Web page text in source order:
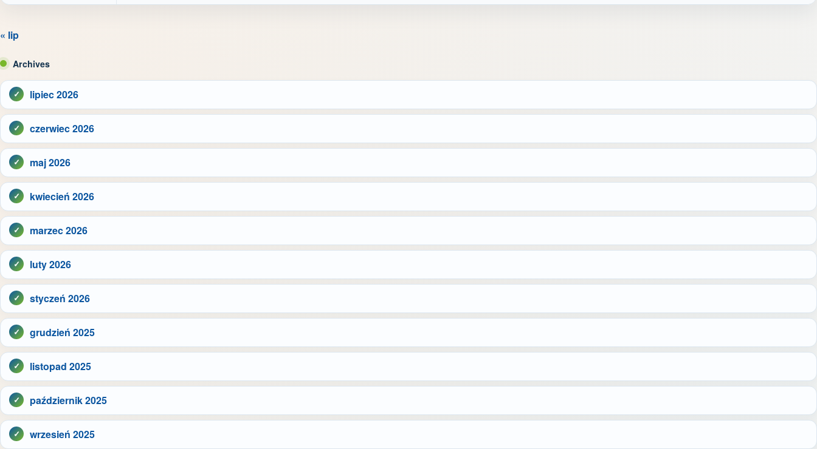
« lip
Archives
lipiec 2026
czerwiec 2026
maj 2026
kwiecień 2026
marzec 2026
luty 2026
styczeń 2026
grudzień 2025
listopad 2025
październik 2025
wrzesień 2025